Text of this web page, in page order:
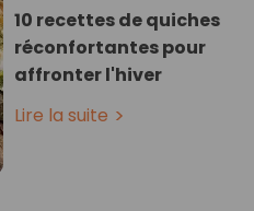
10 recettes de quiches
réconfortantes pour
affronter l'hiver
Lire la suite